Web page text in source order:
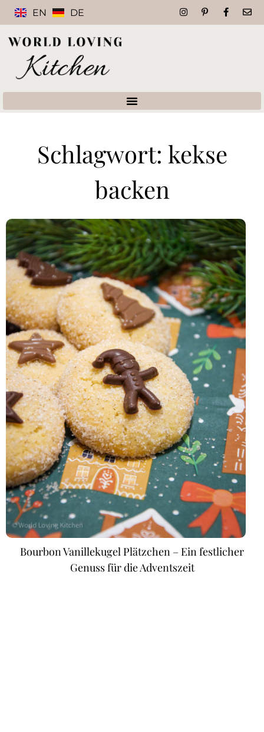
EN DE
Schlagwort: kekse
backen
Bourbon Vanillekugel Plätzchen – Ein festlicher
Genuss für die Adventszeit